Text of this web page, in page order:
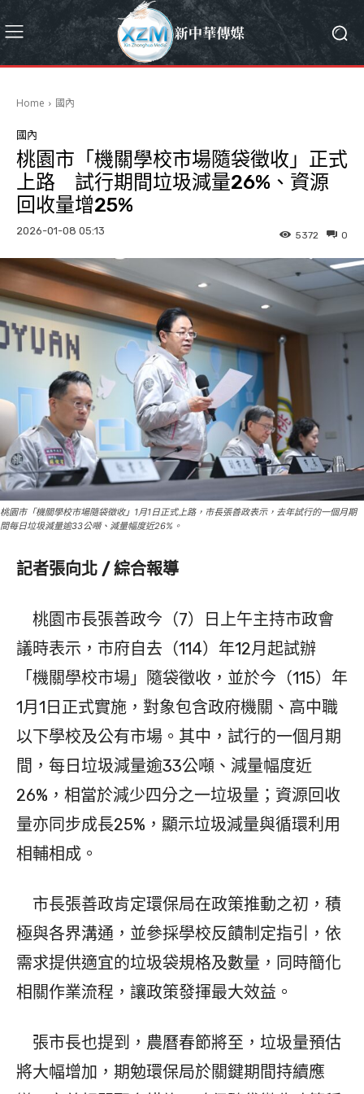
Home 國內
國內
桃園市「機關學校市場隨袋徵收」正式
上路 試行期間垃圾減量26%、資源
回收量增25%
2026-01-08 05:13 0
5372
桃園市「機關學校市場隨袋徵收」1月1日正式上路，市長張善政表示，去年試行的一個月期
間每日垃圾減量逾33公噸、減量幅度近26%。
記者張向北 / 綜合報導
桃園市長張善政今（7）日上午主持市政會
議時表示，市府自去（114）年12月起試辦
「機關學校市場」隨袋徵收，並於今（115）年
1月1日正式實施，對象包含政府機關、高中職
以下學校及公有市場。其中，試行的一個月期
間，每日垃圾減量逾33公噸、減量幅度近
26%，相當於減少四分之一垃圾量；資源回收
量亦同步成長25%，顯示垃圾減量與循環利用
相輔相成。
市長張善政肯定環保局在政策推動之初，積
極與各界溝通，並參採學校反饋制定指引，依
需求提供適宜的垃圾袋規格及數量，同時簡化
相關作業流程，讓政策發揮最大效益。
張市長也提到，農曆春節將至，垃圾量預估
將大幅增加，期勉環保局於關鍵期間持續應